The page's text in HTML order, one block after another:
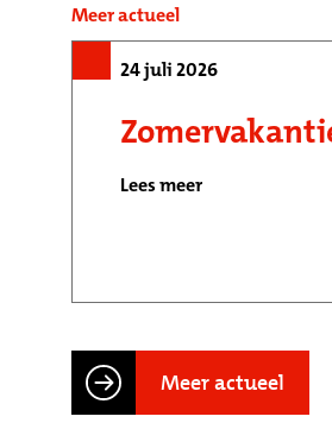
Meer actueel
24 juli 2026
Lees meer
Meer actueel